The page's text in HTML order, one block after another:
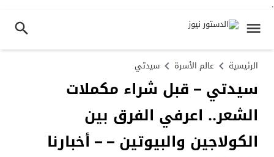
.
الرئيسية عالم الأسرة سيدتي
سيدتي – قبل شراء مكملات
الشعر.. اعرفي الفرق بين
الكولاجين والبيوتين – – أخبارنا